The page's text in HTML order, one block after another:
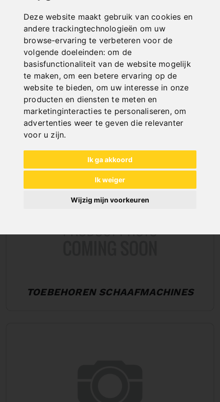
Deze website maakt gebruik van cookies en
andere trackingtechnologieën om uw
browse-ervaring te verbeteren voor de
volgende doeleinden:om de
basisfunctionaliteit van de website mogelijk
te maken,om een betere ervaring op de
website te bieden, om uw interesse in onze
producten en diensten te meten en
marketinginteracties te personaliseren,om
advertenties weer te geven die relevanter
voor u zijn.
Ik ga akkoord
Ik weiger
Wijzig mijn voorkeuren
TOEBEHOREN SCHAAFBANKEN
TOEBEHOREN SCHAAFMACHINES